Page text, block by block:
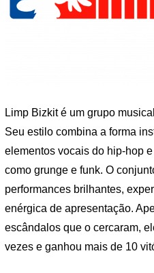
Limp Bizkit é um grupo
Seu estilo combina a forma
elementos vocais do hip-hop
como grunge e funk. O
performances brilhantes,
enérgica de apresentação.
escândalos que o cercaram,
vezes e ganhou mais de 10